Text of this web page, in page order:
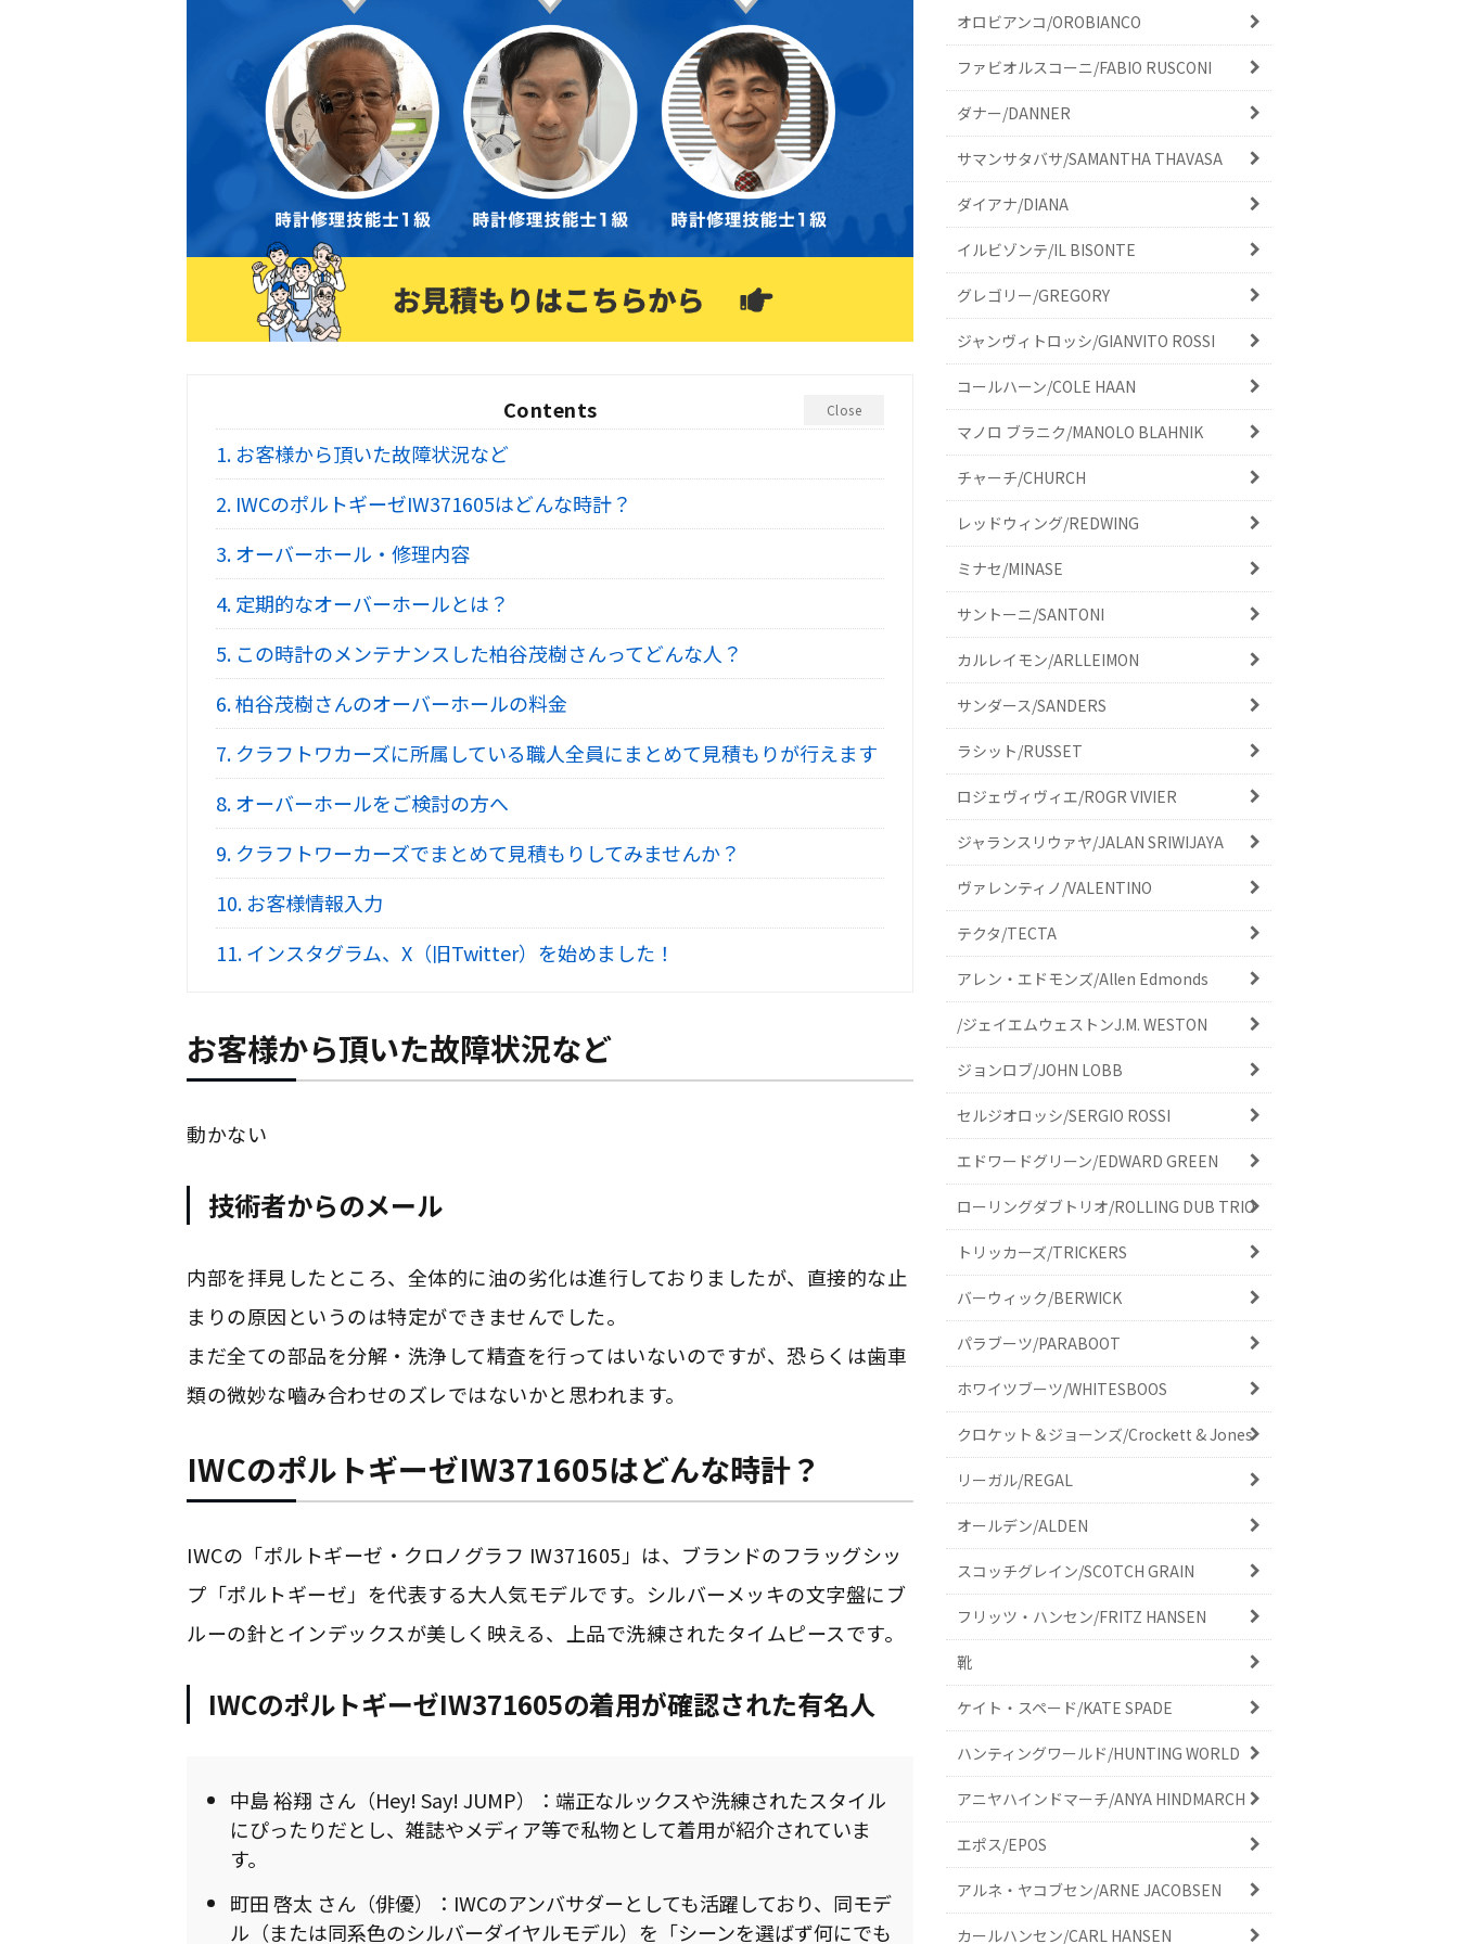
Contents Close
1. お客様から頂いた故障状況など
2. IWCのポルトギーゼIW371605はどんな時計？
3.オーバーホール・修理内容
4.定期的なオーバーホールとは？
5. この時計のメンテナンスした柏谷茂樹さんってどんな人？
6.柏谷茂樹さんのオーバーホールの料金
7. クラフトワカーズに所属している職人全員にまとめて見積もりが行えます
8.オーバーホールをご検討の方へ
9. クラフトワーカーズでまとめて見積もりしてみませんか？
10. お客様情報入力
11.インスタグラム、X（旧Twitter）を始めました！
お客様から頂いた故障状況など
動かない
技術者からのメール
内部を拝見したところ、全体的に油の劣化は進行しておりましたが、直接的な止
まりの原因というのは特定ができませんでした。
まだ全ての部品を分解・洗浄して精査を行ってはいないのですが、恐らくは歯車
類の微妙な嚙み合わせのズレではないかと思われます。
IWCのポルトギーゼIW371605はどんな時計？
IWCの「ポルトギーゼ・クロノグラフ IW371605」は、ブランドのフラッグシッ
プ「ポルトギーゼ」を代表する大人気モデルです。シルバーメッキの文字盤にブ
ルーの針とインデックスが美しく映える、上品で洗練されたタイムピースです。
IWCのポルトギーゼIW371605の着用が確認された有名人
中島 裕翔 さん（Hey! Say! JUMP）：端正なルックスや洗練されたスタイル
にぴったりだとし、雑誌やメディア等で私物として着用が紹介されていま
す。
町田 啓太 さん（俳優）：IWCのアンバサダーとしても活躍しており、同モデ
ル（または同系色のシルバーダイヤルモデル）を「シーンを選ばず何にでも
オロビアンコ/OROBIANCO
ファビオルスコーニ/FABIO RUSCONI
ダナー/DANNER
サマンサタバサ/SAMANTHA THAVASA
ダイアナ/DIANA
イルビゾンテ/IL BISONTE
グレゴリー/GREGORY
ジャンヴィトロッシ/GIANVITO ROSSI
コールハーン/COLE HAAN
マノロ ブラニク/MANOLO BLAHNIK
チャーチ/CHURCH
レッドウィング/REDWING
ミナセ/MINASE
サントーニ/SANTONI
カルレイモン/ARLLEIMON
サンダース/SANDERS
ラシット/RUSSET
ロジェヴィヴィエ/ROGR VIVIER
ジャランスリウァヤ/JALAN SRIWIJAYA
ヴァレンティノ/VALENTINO
テクタ/TECTA
アレン・エドモンズ/Allen Edmonds
/ジェイエムウェストンJ.M. WESTON
ジョンロブ/JOHN LOBB
セルジオロッシ/SERGIO ROSSI
エドワードグリーン/EDWARD GREEN
ローリングダブトリオ/ROLLING DUB TRIO
トリッカーズ/TRICKERS
バーウィック/BERWICK
パラブーツ/PARABOOT
ホワイツブーツ/WHITESBOOS
クロケット＆ジョーンズ/Crockett & Jones
リーガル/REGAL
オールデン/ALDEN
スコッチグレイン/SCOTCH GRAIN
フリッツ・ハンセン/FRITZ HANSEN
靴
ケイト・スペード/KATE SPADE
ハンティングワールド/HUNTING WORLD
アニヤハインドマーチ/ANYA HINDMARCH
エポス/EPOS
アルネ・ヤコブセン/ARNE JACOBSEN
カールハンセン/CARL HANSEN